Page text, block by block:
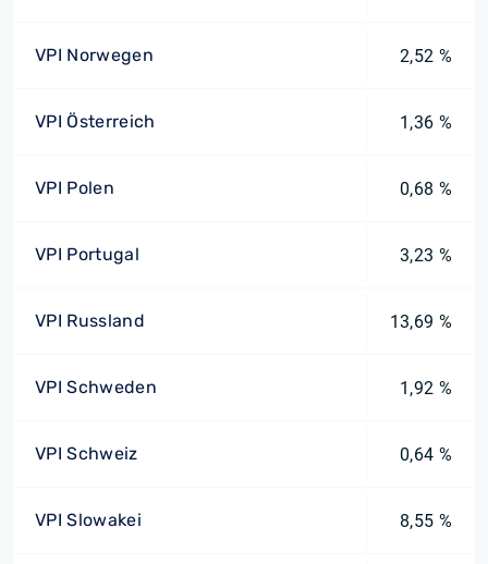
VPI Norwegen 2,52 %
VPI Österreich 1,36 %
VPI Polen 0,68 %
VPI Portugal 3,23 %
VPI Russland 13,69 %
VPI Schweden 1,92 %
VPI Schweiz 0,64 %
VPI Slowakei 8,55 %